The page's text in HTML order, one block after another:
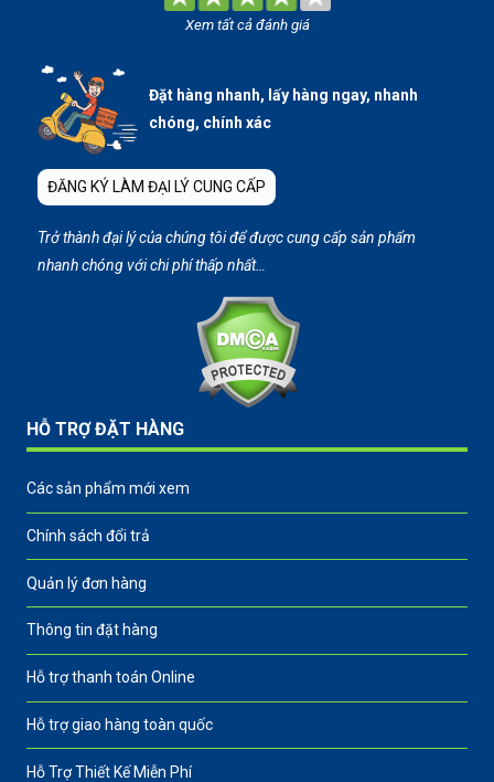
Xem tất cả đánh giá
Đặt hàng nhanh, lấy hàng ngay, nhanh
chóng, chính xác
ĐĂNG KÝ LÀM ĐẠI LÝ CUNG CẤP
Trở thành đại lý của chúng tôi để được cung cấp sản phẩm
nhanh chóng với chi phí thấp nhất…
HỖ TRỢ ĐẶT HÀNG
Các sản phẩm mới xem
Chính sách đổi trả
Quản lý đơn hàng
Thông tin đặt hàng
Hỗ trợ thanh toán Online
Hỗ trợ giao hàng toàn quốc
Hỗ Trợ Thiết Kế Miễn Phí